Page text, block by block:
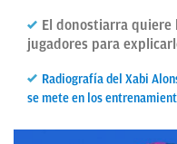
DIRECTO
FEMENINO
PAPARAZZI
El donostiarra quiere
jugadores para
Radiografía del Xabi
se mete en los